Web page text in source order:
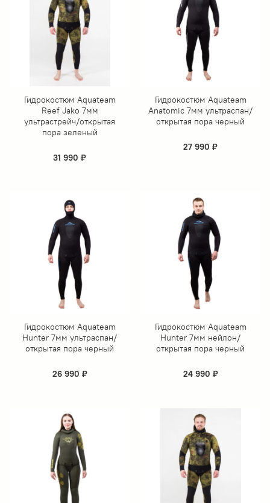
Гидрокостюм Aquateam
Reef Jako 7мм
ультрастрейч/открытая
пора зеленый
31 990 ₽
Гидрокостюм Aquateam
Anatomic 7мм ультраспан/
открытая пора черный
27 990 ₽
Гидрокостюм Aquateam
Hunter 7мм ультраспан/
открытая пора черный
26 990 ₽
Гидрокостюм Aquateam
Hunter 7мм нейлон/
открытая пора черный
24 990 ₽